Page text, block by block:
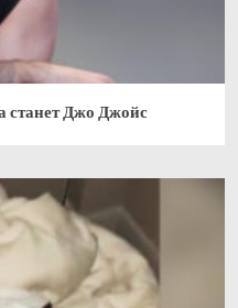
станет Джо Джойс